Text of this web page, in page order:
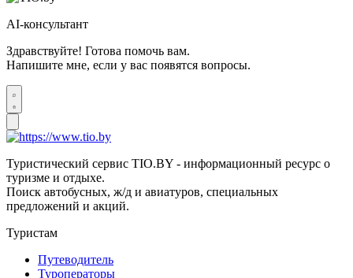
AI-консультант
Здравствуйте! Готова помочь вам.
Напишите мне, если у вас появятся вопросы.
Туристический сервис TIO.BY - информационный ресурс о
туризме и отдыхе.
Поиск автобусных, ж/д и авиатуров, специальных
предложений и акций.
Туристам
Путеводитель
Туроператоры